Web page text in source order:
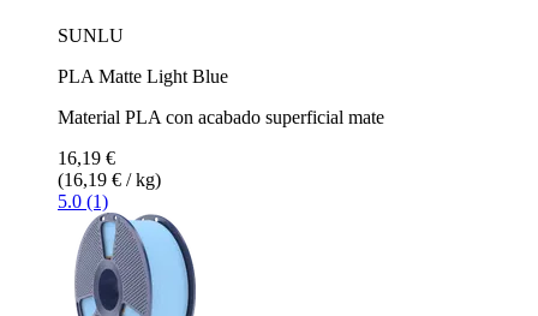
SUNLU
PLA Matte Light Blue
Material PLA con acabado superficial mate
16,19 €
(16,19 € / kg)
5.0 (1)